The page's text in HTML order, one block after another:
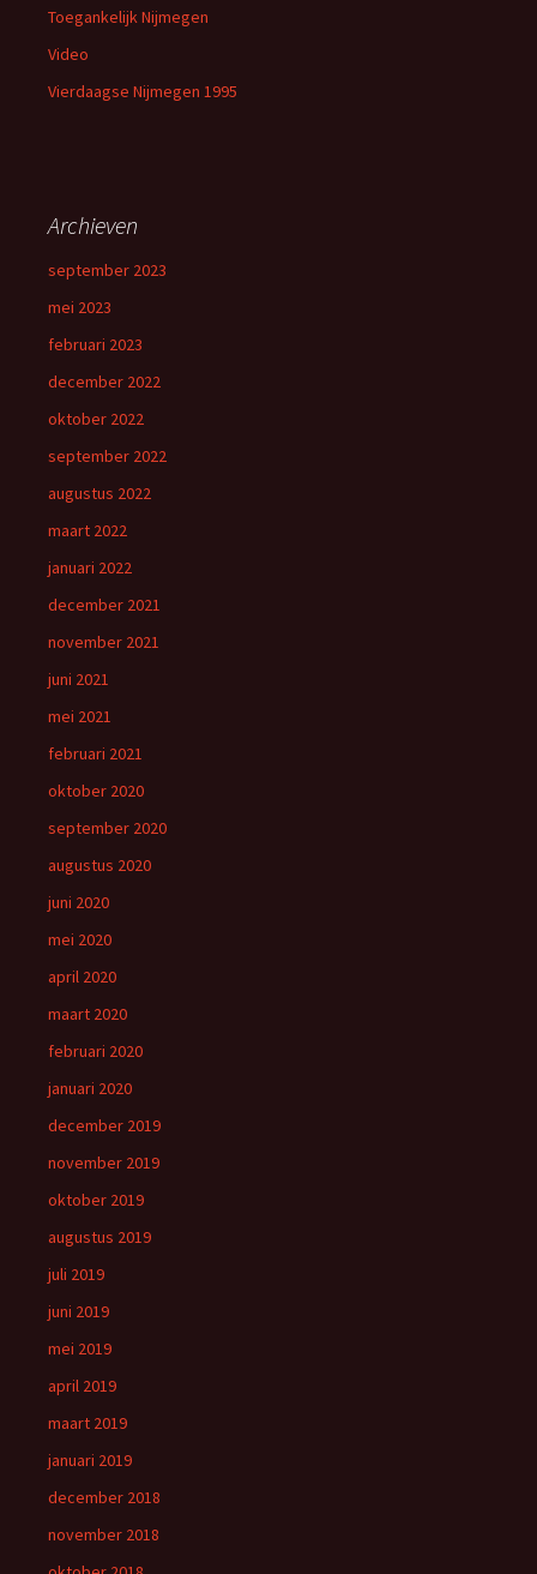
Toegankelijk Nijmegen
Video
Vierdaagse Nijmegen 1995
Archieven
september 2023
mei 2023
februari 2023
december 2022
oktober 2022
september 2022
augustus 2022
maart 2022
januari 2022
december 2021
november 2021
juni 2021
mei 2021
februari 2021
oktober 2020
september 2020
augustus 2020
juni 2020
mei 2020
april 2020
maart 2020
februari 2020
januari 2020
december 2019
november 2019
oktober 2019
augustus 2019
juli 2019
juni 2019
mei 2019
april 2019
maart 2019
januari 2019
december 2018
november 2018